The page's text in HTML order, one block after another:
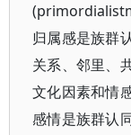
归属感是族群
关系、邻里、
文化因素和情
感情是族群认